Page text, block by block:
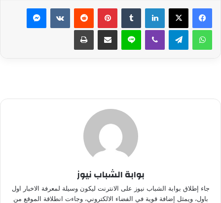
لينكدإن بينتيريست ماسنجر
واتساب تيلقرام ڤايبر لاين مشاركة عبر البريد طباعة
بوابة الشباب نيوز
جاء إطلاق بوابة الشباب نيوز على الانترنت ليكون وسيلة لمعرفة الاخبار اول
باول، ويمثل إضافة قوية في الفضاء الالكتروني، وجاءت انطلاقة الموقع من